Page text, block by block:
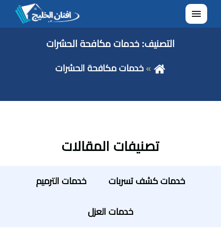
القائمة
التصنيف: خدمات مكافحة الحشرات
خدمات مكافحة الحشرات
تصنيفات المقالات
خدمات كشف تسربات خدمات الترميم
خدمات العزل